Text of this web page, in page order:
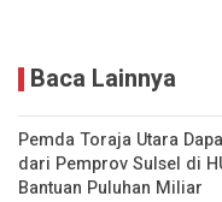
Baca Lainnya
Pemda Toraja Utara
dari Pemprov Sulsel di
Bantuan Puluhan Miliar